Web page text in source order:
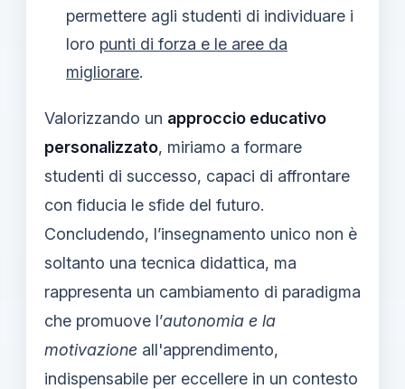
permettere agli studenti di individuare i
loro punti di forza e le aree da
migliorare.
Valorizzando un approccio educativo
personalizzato, miriamo a formare
studenti di successo, capaci di affrontare
con fiducia le sfide del futuro.
Concludendo, l’insegnamento unico non è
soltanto una tecnica didattica, ma
rappresenta un cambiamento di paradigma
che promuove l’autonomia e la
motivazione all'apprendimento,
indispensabile per eccellere in un contesto